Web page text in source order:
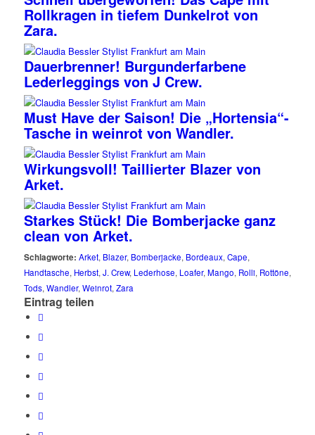
Rollkragen in tiefem Dunkelrot von
Zara.
Dauerbrenner! Burgunderfarbene
Lederleggings von J Crew.
Must Have der Saison! Die „Hortensia“-
Tasche in weinrot von Wandler.
Wirkungsvoll! Taillierter Blazer von
Arket.
Starkes Stück! Die Bomberjacke ganz
clean von Arket.
Schlagworte: Arket, Blazer, Bomberjacke, Bordeaux, Cape,
Handtasche, Herbst, J. Crew, Lederhose, Loafer, Mango, Rolli, Rottöne,
Tods, Wandler, Weinrot, Zara
Eintrag teilen